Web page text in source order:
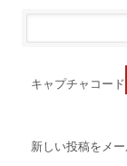
キャプチャコード
新しい投稿をメ